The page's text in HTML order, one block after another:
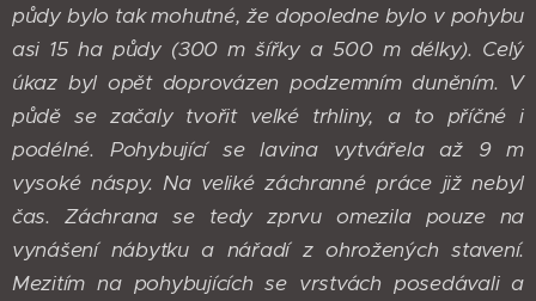
půdy bylo tak mohutné, že dopoledne bylo v pohybu
asi 15 ha půdy (300 m šířky a 500 m délky). Celý
úkaz byl opět doprovázen podzemním duněním. V
půdě se začaly tvořit velké trhliny, a to příčné i
podélné. Pohybující se lavina vytvářela až 9 m
vysoké náspy. Na veliké záchranné práce již nebyl
čas. Záchrana se tedy zprvu omezila pouze na
vynášení nábytku a nářadí z ohrožených stavení.
Mezitím na pohybujících se vrstvách posedávali a